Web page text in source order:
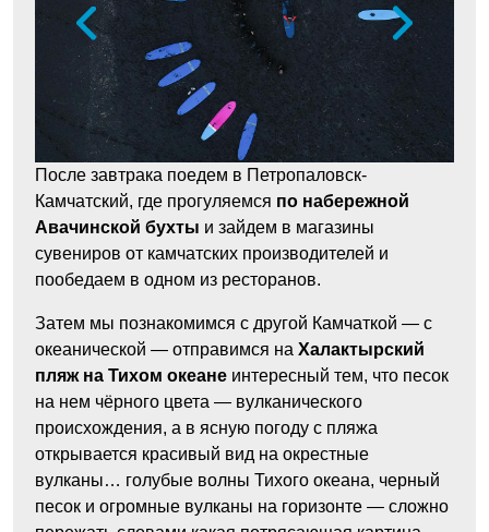
После завтрака поедем в Петропаловск-
Камчатский, где прогуляемся по набережной
Авачинской бухты и зайдем в магазины
сувениров от камчатских производителей и
пообедаем в одном из ресторанов.
Затем мы познакомимся с другой Камчаткой — с
океанической — отправимся на Халактырский
пляж на Тихом океане интересный тем, что песок
на нем чёрного цвета — вулканического
происхождения, а в ясную погоду с пляжа
открывается красивый вид на окрестные
вулканы… голубые волны Тихого океана, черный
песок и огромные вулканы на горизонте — сложно